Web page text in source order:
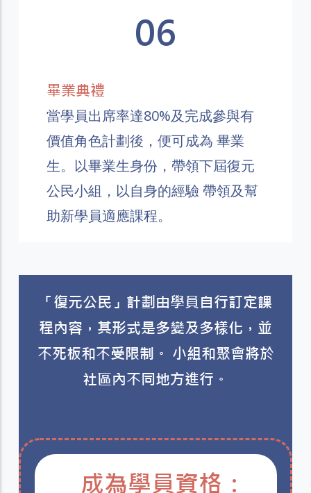
06
畢業典禮
當學員出席率達80%及完成參與有
價值角色計劃後，便可成為 畢業
生。以畢業生身份，帶領下屆復元
公民小組，以自身的經驗 帶領及幫
助新學員適應課程。
「復元公民」計劃由學員自行訂定課
程內容，其形式是多變及多樣化，並
不死板和不受限制。 小組和聚會將於
社區內不同地方進行。
成為學員資格：